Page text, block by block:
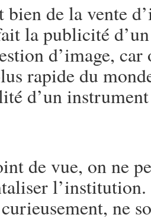
bien de la vente
la publicité
d’image,
rapide du
d’un
de vue, on ne
ne